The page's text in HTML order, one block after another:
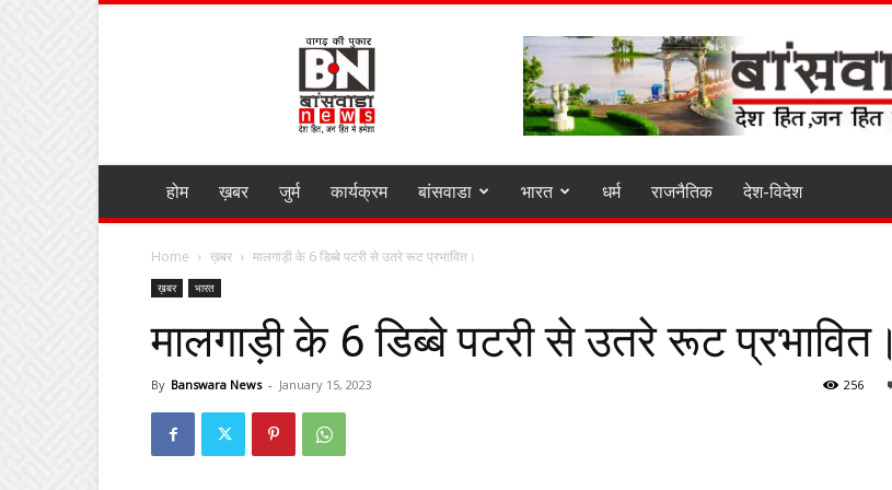
BANSWARA
NEWS
MIRZA
होम ख़बर जुर्म कार्यक्रम बांसवाडा भारत धर्म राजनैतिक देश-विदेश
Home ख़बर मालगाड़ी के 6 डिब्बे पटरी से उतरे रूट प्रभावित।
ख़बर भारत
मालगाड़ी के 6 डिब्बे पटरी से उतरे रूट प्रभावित।
By Banswara News - January 15, 2023 256